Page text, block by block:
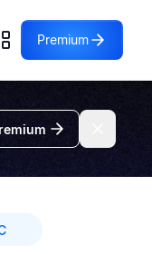
Premium